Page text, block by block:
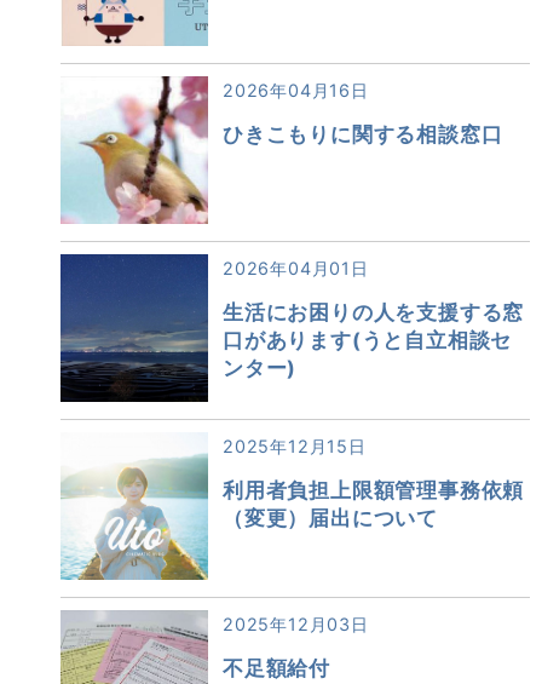
2026年04月16日
ひきこもりに関する相談窓口
2026年04月01日
生活にお困りの人を支援する窓
口があります(うと自立相談セ
ンター)
2025年12月15日
利用者負担上限額管理事務依頼
（変更）届出について
2025年12月03日
不足額給付